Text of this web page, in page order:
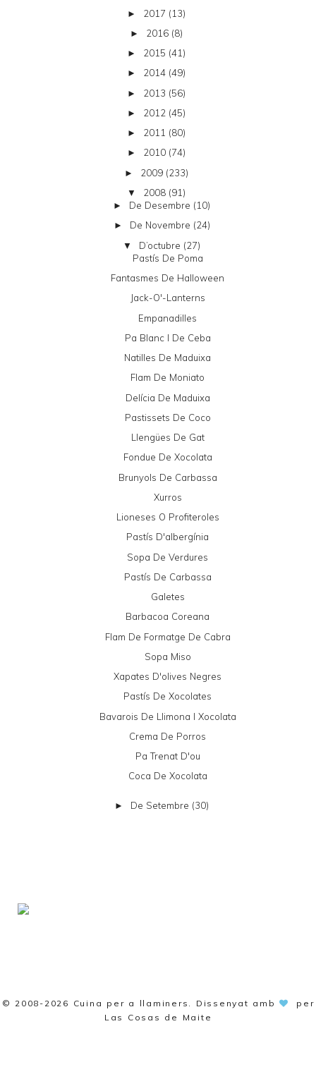
► 2017 (13)
► 2016 (8)
► 2015 (41)
► 2014 (49)
► 2013 (56)
► 2012 (45)
► 2011 (80)
► 2010 (74)
► 2009 (233)
▼ 2008 (91)
► De Desembre (10)
► De Novembre (24)
▼ D’octubre (27)
Pastís De Poma
Fantasmes De Halloween
Jack-O'-Lanterns
Empanadilles
Pa Blanc I De Ceba
Natilles De Maduixa
Flam De Moniato
Delícia De Maduixa
Pastissets De Coco
Llengües De Gat
Fondue De Xocolata
Brunyols De Carbassa
Xurros
Lioneses O Profiteroles
Pastís D'albergínia
Sopa De Verdures
Pastís De Carbassa
Galetes
Barbacoa Coreana
Flam De Formatge De Cabra
Sopa Miso
Xapates D'olives Negres
Pastís De Xocolates
Bavarois De Llimona I Xocolata
Crema De Porros
Pa Trenat D'ou
Coca De Xocolata
► De Setembre (30)
© 2008-2026 Cuina per a llaminers . Dissenyat amb
per
Las Cosas de Maite